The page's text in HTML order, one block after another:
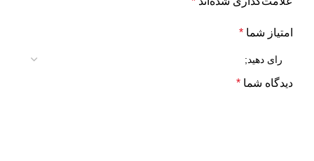
امتیاز شما *
دیدگاه شما *